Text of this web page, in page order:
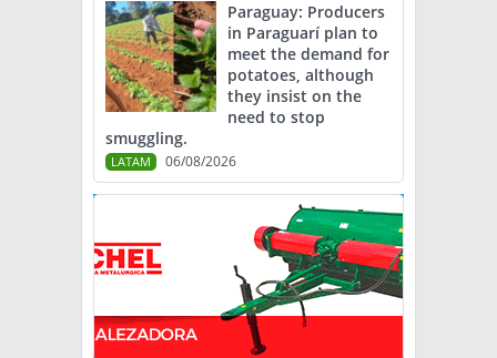
Paraguay: Producers
in Paraguarí plan to
meet the demand for
potatoes, although
they insist on the
need to stop
smuggling.
LATAM 06/08/2026